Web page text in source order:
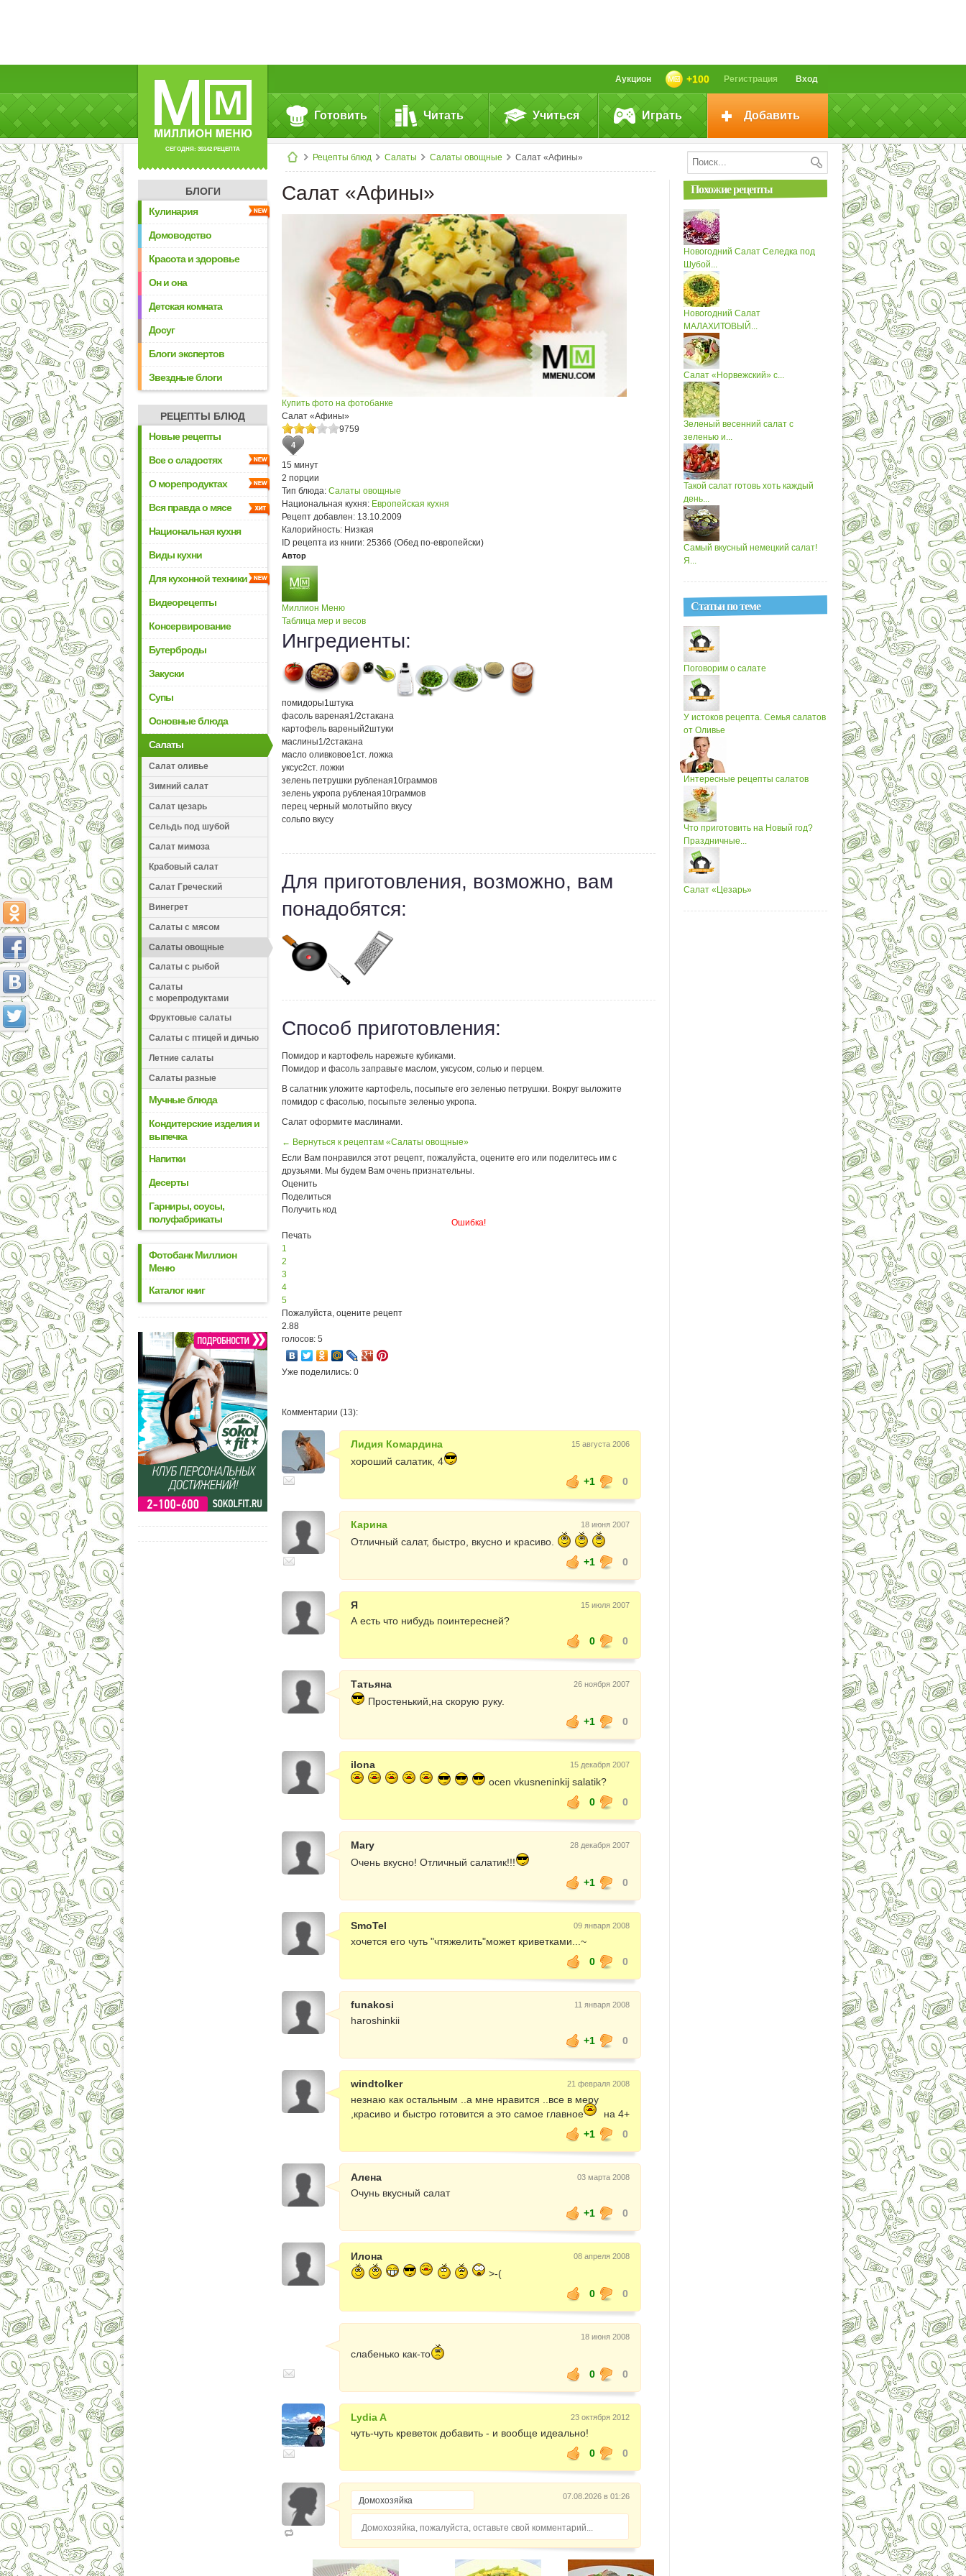
СЕГОДНЯ: 39142 РЕЦЕПТА
Вход
Регистрация
+100
Аукцион
Готовить Читать Учиться Играть Добавить
Рецепты блюд Салаты Салаты овощные Салат «Афины»
БЛОГИ
Кулинария
Домоводство
Красота и здоровье
Он и она
Детская комната
Досуг
Блоги экспертов
Звездные блоги
РЕЦЕПТЫ БЛЮД
Новые рецепты
Все о сладостях
О морепродуктах
Вся правда о мясе
Национальная кухня
Виды кухни
Для кухонной техники
Видеорецепты
Консервирование
Бутерброды
Закуски
Супы
Основные блюда
Салаты
Салат оливье
Зимний салат
Салат цезарь
Сельдь под шубой
Салат мимоза
Крабовый салат
Салат Греческий
Винегрет
Салаты с мясом
Салаты овощные
Салаты с рыбой
Салаты
с морепродуктами
Фруктовые салаты
Салаты с птицей и дичью
Летние салаты
Салаты разные
Мучные блюда
Кондитерские изделия и
выпечка
Напитки
Десерты
Гарниры, соусы,
полуфабрикаты
Фотобанк Миллион
Меню
Каталог книг
Салат «Афины»
Купить фото на фотобанке
Салат «Афины»
9759
4
15 минут
2 порции
Тип блюда: Салаты овощные
Национальная кухня: Европейская кухня
Рецепт добавлен: 13.10.2009
Калорийность: Низкая
ID рецепта из книги: 25366 (Обед по-европейски)
Автор
Миллион Меню
Таблица мер и весов
Ингредиенты:
помидоры1штука
фасоль вареная1/2стакана
картофель вареный2штуки
маслины1/2стакана
масло оливковое1ст. ложка
уксус2ст. ложки
зелень петрушки рубленая10граммов
зелень укропа рубленая10граммов
перец черный молотыйпо вкусу
сольпо вкусу
Для приготовления, возможно, вам
понадобятся:
Способ приготовления:
Помидор и картофель нарежьте кубиками.
Помидор и фасоль заправьте маслом, уксусом, солью и перцем.
В салатник уложите картофель, посыпьте его зеленью петрушки. Вокруг выложите
помидор с фасолью, посыпьте зеленью укропа.
Салат оформите маслинами.
← Вернуться к рецептам «Салаты овощные»
Если Вам понравился этот рецепт, пожалуйста, оцените его или поделитесь им с
друзьями. Мы будем Вам очень признательны.
Оценить
Поделиться
Получить код
Ошибка!
Печать
1
2
3
4
5
Пожалуйста, оцените рецепт
2.88
голосов: 5
Уже поделились: 0
Комментарии (13):
Лидия Комардина 15 августа 2006
хороший салатик, 4
+1
0
Карина 18 июня 2007
Отличный салат, быстро, вкусно и красиво.
+1
0
Я 15 июля 2007
А есть что нибудь поинтересней?
0
0
Татьяна 26 ноября 2007
Простенький,на скорую руку.
+1
0
ilona 15 декабря 2007
ocen vkusneninkij salatik?
0
0
Mary 28 декабря 2007
Очень вкусно! Отличный салатик!!!
+1
0
SmoTel 09 января 2008
хочется его чуть "чтяжелить"может криветками...~
0
0
funakosi 11 января 2008
haroshinkii
+1
0
windtolker 21 февраля 2008
незнаю как остальным ..а мне нравится ..все в меру
,красиво и быстро готовится а это самое главное
на 4+
+1
0
Алена 03 марта 2008
Очунь вкусный салат
+1
0
Илона 08 апреля 2008
>-(
0
0
18 июня 2008
слабенько как-то
0
0
Lydia A 23 октября 2012
чуть-чуть креветок добавить - и вообще идеально!
0
0
07.08.2026 в 01:26
Домохозяйка, пожалуйста, оставьте свой комментарий...
Похожие рецепты
Новогодний Салат Селедка под
Шубой...
Новогодний Салат
МАЛАХИТОВЫЙ...
Салат «Норвежский» с...
Зеленый весенний салат с
зеленью и...
Такой салат готовь хоть каждый
день...
Самый вкусный немецкий салат!
Я...
Статьи по теме
Поговорим о салате
У истоков рецепта. Семья салатов
от Оливье
Интересные рецепты салатов
Что приготовить на Новый год?
Праздничные...
Салат «Цезарь»